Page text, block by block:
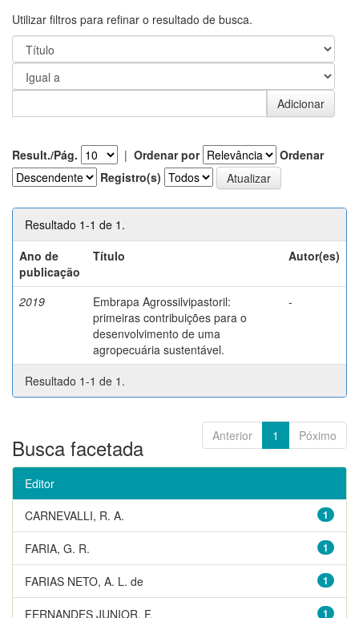
Utilizar filtros para refinar o resultado de busca.
Result./Pág. | Ordenar por
Ordenar
Registro(s)
Resultado 1-1 de 1.
Ano de
publicação
Título Autor(es)
2019
Embrapa Agrossilvipastoril:
primeiras contribuições para o
desenvolvimento de uma
agropecuária sustentável.
-
Resultado 1-1 de 1.
Anterior 1 Póximo
Busca facetada
Editor
1
CARNEVALLI, R. A.
1
FARIA, G. R.
1
FARIAS NETO, A. L. de
1
FERNANDES JUNIOR, F.